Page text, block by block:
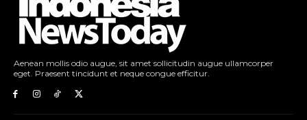
Aenean mollis odio augue, sit amet sollicitudin augue ullamcorper
eget. Praesent tincidunt et neque congue efficitur.